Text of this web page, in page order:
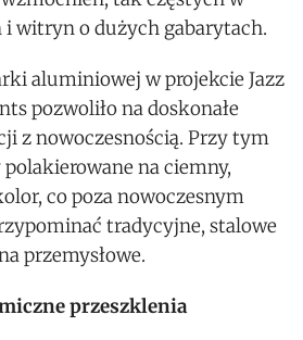
witryn o dużych gabarytach.
aluminiowej w projekcie Jazz
pozwoliło na doskonałe
z nowoczesnością. Przy tym
polakierowane na ciemny,
co poza nowoczesnym
tradycyjne, stalowe
przemysłowe.
przeszklenia